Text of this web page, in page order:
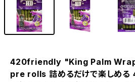
420friendly "King Palm
pre rolls 詰めるだけで楽しめ